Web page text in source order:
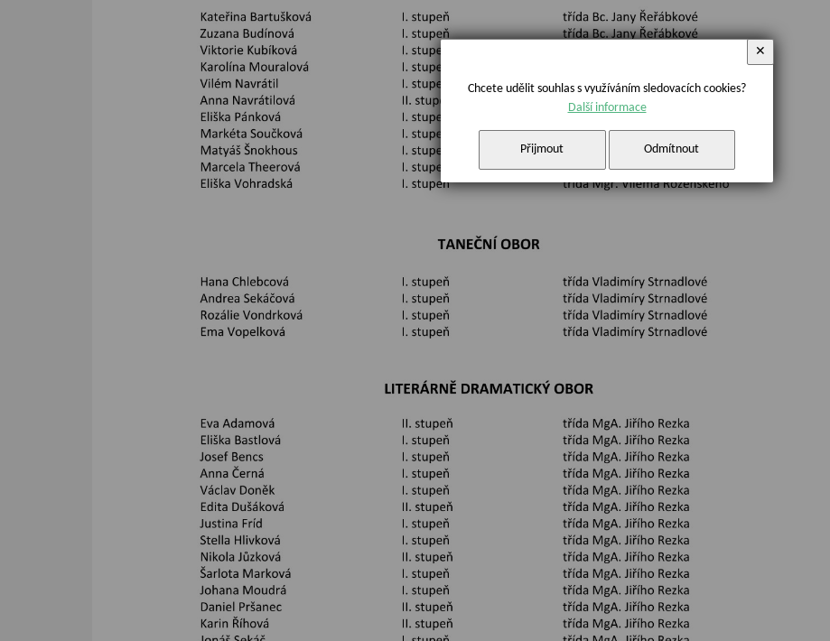
Chcete udělit souhlas s využíváním sledovacích cookies?
Další informace
Přijmout Odmítnout
✕